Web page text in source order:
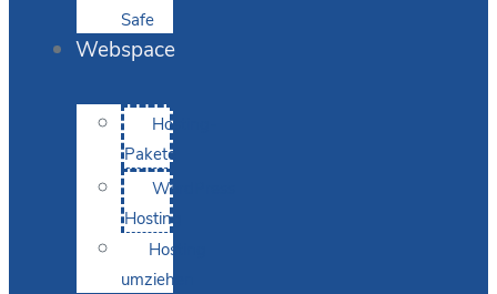
Safe
Webspace
Hosting-
Pakete
WordPress
Hosting
Hosting
umziehen